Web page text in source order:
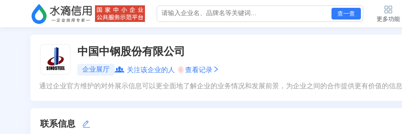
查一查
更多功能
中国中钢股份有限公司
企业展厅 关注该企业的人 0 查看记录
通过企业官方维护的对外展示信息可以更全面地了解企业的业务情况和发展前景，为企业之间的合作提供更有价值的信息
联系信息